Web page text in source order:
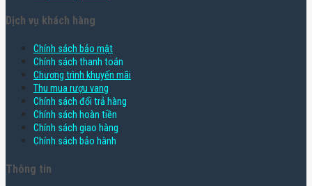
Dịch vụ khách hàng
Chính sách bảo mật
Chính sách thanh toán
Chương trình khuyến mãi
Thu mua rượu vang
Chính sách đổi trả hàng
Chính sách hoàn tiền
Chính sách giao hàng
Chính sách bảo hành
Thông tin